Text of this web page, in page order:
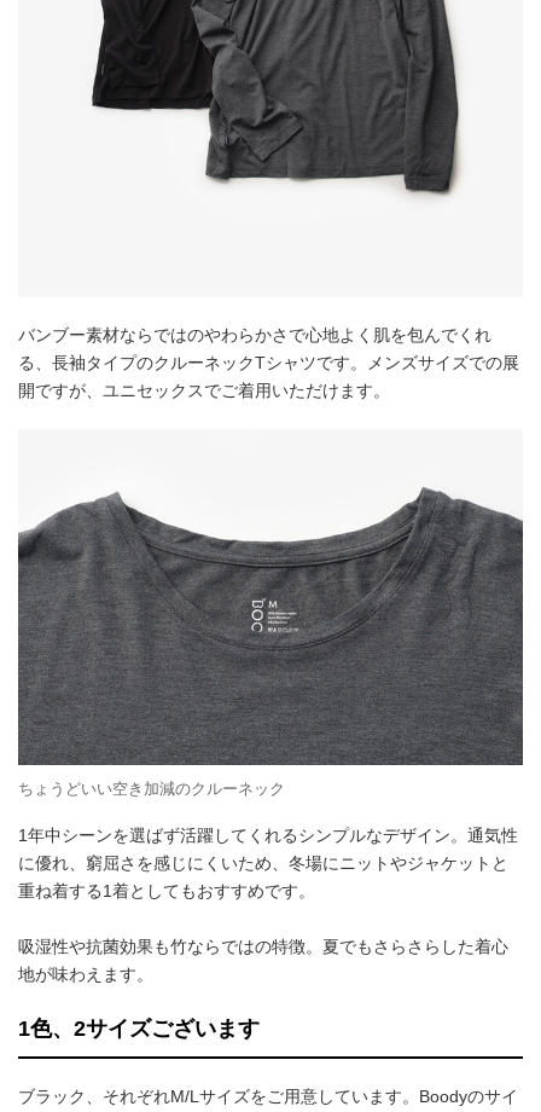
バンブー素材ならではのやわらかさで心地よく肌を包んでくれ
る、長袖タイプのクルーネックTシャツです。メンズサイズでの展
開ですが、ユニセックスでご着用いただけます。
ちょうどいい空き加減のクルーネック
1年中シーンを選ばず活躍してくれるシンプルなデザイン。通気性
に優れ、窮屈さを感じにくいため、冬場にニットやジャケットと
重ね着する1着としてもおすすめです。
吸湿性や抗菌効果も竹ならではの特徴。夏でもさらさらした着心
地が味わえます。
1色、2サイズございます
ブラック、それぞれM/Lサイズをご用意しています。Boodyのサイ